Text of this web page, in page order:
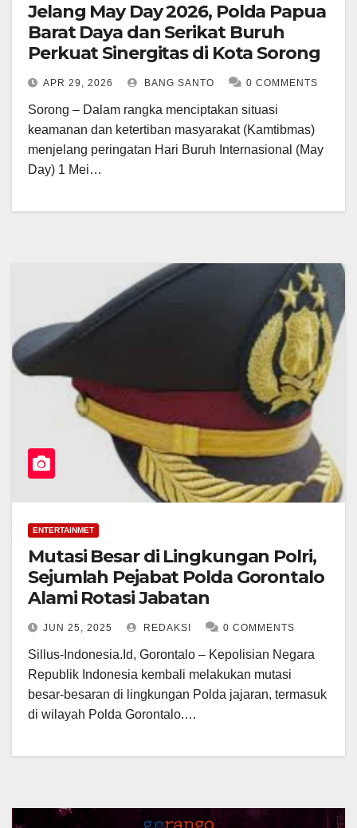
Jelang May Day 2026, Polda Papua
Barat Daya dan Serikat Buruh
Perkuat Sinergitas di Kota Sorong
APR 29, 2026 BANG SANTO 0 COMMENTS
Sorong – Dalam rangka menciptakan situasi
keamanan dan ketertiban masyarakat (Kamtibmas)
menjelang peringatan Hari Buruh Internasional (May
Day) 1 Mei…
ENTERTAINMET
Mutasi Besar di Lingkungan Polri,
Sejumlah Pejabat Polda Gorontalo
Alami Rotasi Jabatan
JUN 25, 2025 REDAKSI 0 COMMENTS
Sillus-Indonesia.Id, Gorontalo – Kepolisian Negara
Republik Indonesia kembali melakukan mutasi
besar-besaran di lingkungan Polda jajaran, termasuk
di wilayah Polda Gorontalo.…